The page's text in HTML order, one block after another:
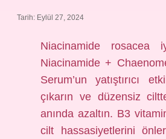
Tarih: Eylül 27, 2024
Niacinamide rosacea
Niacinamide +
Serum’un yatıştırıcı
çıkarın ve düzensiz
anında azaltın. B3
cilt hassasiyetlerini